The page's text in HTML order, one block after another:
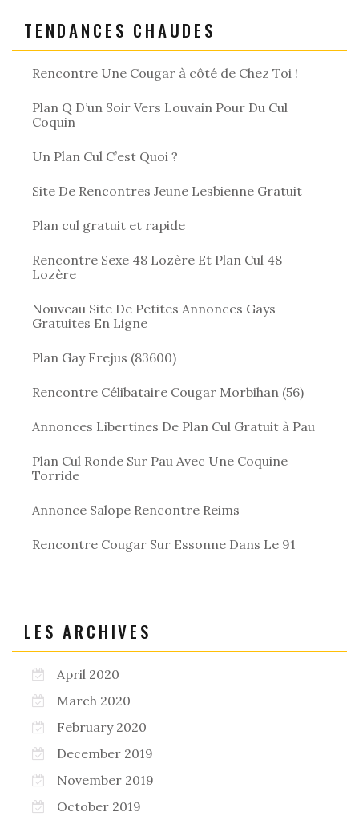
TENDANCES CHAUDES
Rencontre Une Cougar à côté de Chez Toi !
Plan Q D’un Soir Vers Louvain Pour Du Cul
Coquin
Un Plan Cul C’est Quoi ?
Site De Rencontres Jeune Lesbienne Gratuit
Plan cul gratuit et rapide
Rencontre Sexe 48 Lozère Et Plan Cul 48
Lozère
Nouveau Site De Petites Annonces Gays
Gratuites En Ligne
Plan Gay Frejus (83600)
Rencontre Célibataire Cougar Morbihan (56)
Annonces Libertines De Plan Cul Gratuit à Pau
Plan Cul Ronde Sur Pau Avec Une Coquine
Torride
Annonce Salope Rencontre Reims
Rencontre Cougar Sur Essonne Dans Le 91
LES ARCHIVES
April 2020
March 2020
February 2020
December 2019
November 2019
October 2019